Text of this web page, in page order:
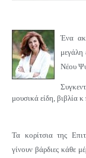
Ένα
μεγάλη
Νέου
μουσικά είδη, βιβλία
Τα κορίτσια της
γίνουν βάρδιες κάθε